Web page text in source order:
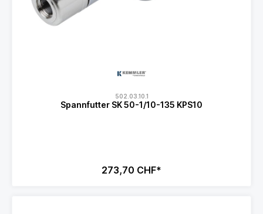
502.03.10.1
Spannfutter SK 50-1/10-135 KPS10
273,70 CHF*